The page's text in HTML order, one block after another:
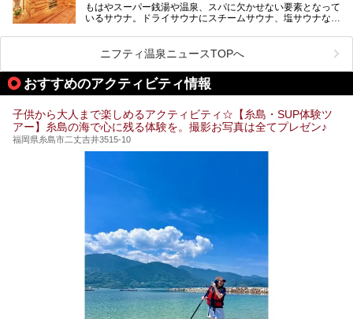
ューズメント・宿泊施設・グルメ・その他施設まで、多彩な
る全貌と魅力を徹底紹介します！
もはやスーパー銭湯や温泉、スパに欠かせない要素となって
いるサウナ。ドライサウナにスチームサウナ、塩サウナな
ペース、ロウリュウなど、心ゆくまで楽しむためのサービス
が充実した施設も多くみられます。
今回はそんなサウナにこだわった、福岡県内のオススメ温
泉・銭湯・スパを10件紹介したいと思います！
ニフティ温泉ニュースTOPへ
おすすめのアクティビティ情報
子供から大人まで楽しめるアクティビティ☆【糸島・SUP体験ツ
アー】糸島の海で心に残る体験を。撮影お写真は全てプレゼン♪
福岡県糸島市二丈吉井3515-10